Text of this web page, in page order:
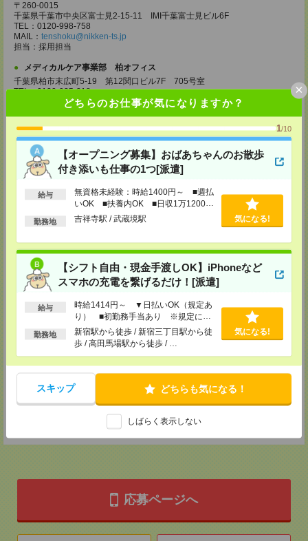
どちらのお仕事が気になりますか？
1/10
【オープニング募集】おばあちゃんのお散歩
付き添いも仕事の1つ[派遣]
給与
無資格未経験：時給1400円～ ■週払
いOK ■扶養内OK ■日収1万1200円
以上
勤務地 吉祥寺駅 / 武蔵境駅 気になる!
【シフト自由・現金手渡しOK】iPhoneなど
スマホの充電を繋げるだけ！[派遣]
給与
時給1414円～ ▼日払いOK（規定あ
り） ■初勤務手当あり ※規定によ
る
勤務地
新宿駅から徒歩 / 新宿三丁目駅から徒
歩 / 高田馬場駅から徒歩 / …
気になる!
スキップ どちらも気になる！
しばらく表示しない
×
〒260-0015
千葉県千葉市中央区富士見2-15-11 IMI千葉富士見ビル6F
TEL：0120-998-758
MAIL： tenshoku@nikken-ts.jp
担当：採用担当
メディカルケア事業部 柏オフィス
千葉県柏市末広町5-19 第12関口ビル7F 705号室
TEL：0120-935-218
tenshoku@nikken-ts.jp
メディカルケア事業部 新宿オフィス
東京都新宿区新宿2-3-10 新宿御苑ビル6階
TEL：0120-457-235
MAIL：tenshoku@nikken-ts.jp
担当：採用担当
メディカルケア事業部 立川事業所
TEL：0120-934-200
担当：採用担当
メディカルケア事業部 町田オフィス
東京都町田市森野1-7-23 大樹生命町田ビル6F
TEL：0120-453-285
担当：採用担当
メディカルケア事業部 横浜オフィス
神奈川県横浜市保土ケ谷区神戸町134 横浜ビジネスパークサウスタワー
2F B区画
TEL：0120-901-799
MAIL：
tenshoku@nikken-ts.jp
担当：採用担当
登録交通費
★今ならご来社登録でQUOカード2000円分をプレゼント中★
応募ページへ